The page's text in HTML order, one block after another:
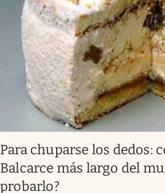
Para chuparse los dedos:
Balcarce más largo del
probarlo?